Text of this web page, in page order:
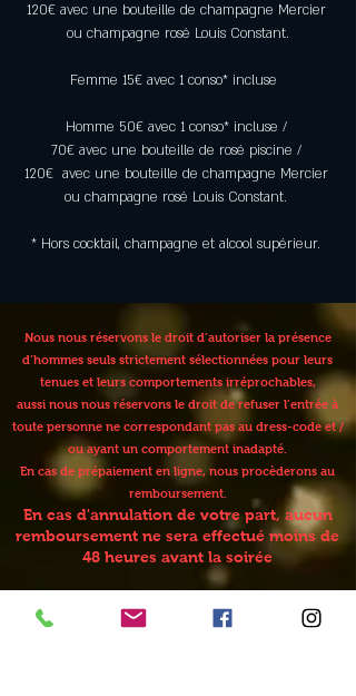
120€ avec une bouteille de champagne Mercier
ou champagne rosé Louis Constant.
Femme 15€ avec 1 conso* incluse
Homme 50€ avec 1 conso* incluse /
70€ avec une bouteille de rosé piscine /
120€  avec une bouteille de champagne Mercier
ou champagne rosé Louis Constant.
* Hors cocktail, champagne et alcool supérieur.
Nous nous réservons le droit d’autoriser la présence
d’hommes seuls strictement sélectionnées pour leurs
tenues et leurs comportements irréprochables,
aussi nous nous réservons le droit de refuser l’entrée à
toute personne ne correspondant pas au dress-code et /
ou ayant un comportement inadapté.
En cas de prépaiement en ligne, nous procèderons au
remboursement.
En cas d'annulation de votre part, aucun
remboursement ne sera effectué moins de
48 heures avant la soirée